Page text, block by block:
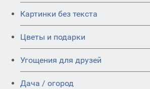
Картинки без текста
Цветы и подарки
Угощения для друзей
Дача / огород